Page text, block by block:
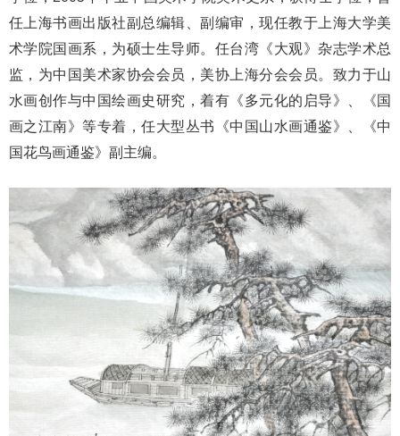
任上海书画出版社副总编辑、副编审，现任教于上海大学美
术学院国画系，为硕士生导师。任台湾《大观》杂志学术总
监，为中国美术家协会会员，美协上海分会会员。致力于山
水画创作与中国绘画史研究，着有《多元化的启导》、《国
画之江南》等专着，任大型丛书《中国山水画通鉴》、《中
国花鸟画通鉴》副主编。